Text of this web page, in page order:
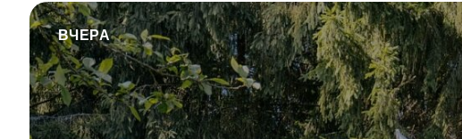
ВЧЕРА